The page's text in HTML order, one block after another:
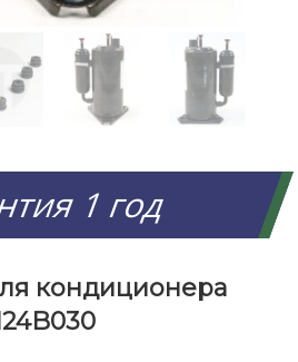
1 год
кондиционера